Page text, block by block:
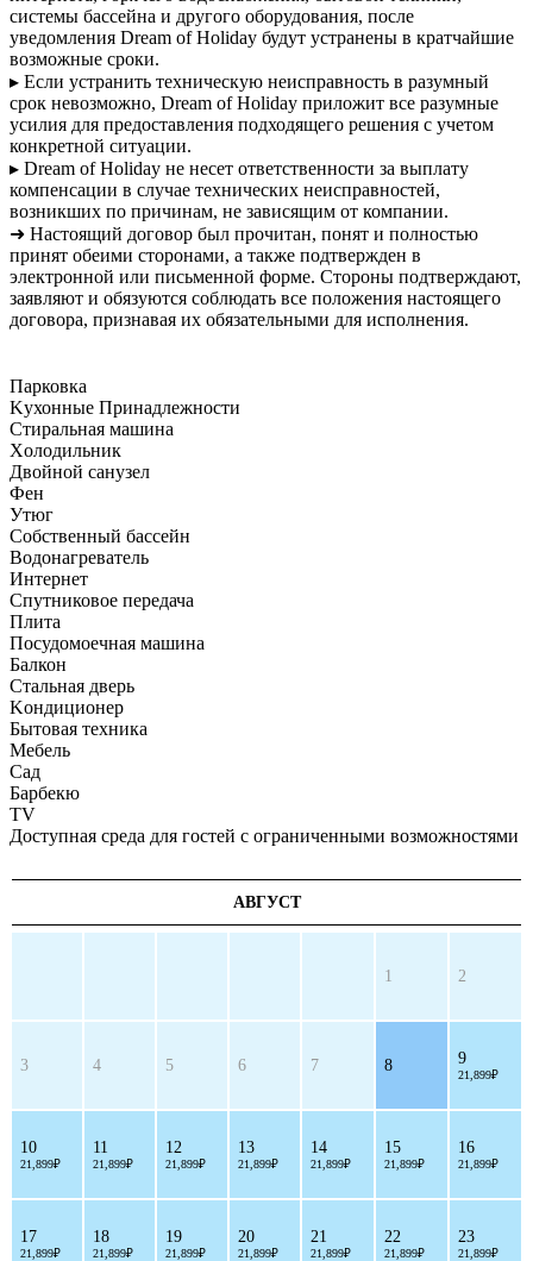
системы бассейна и другого оборудования, после
уведомления Dream of Holiday будут устранены в кратчайшие
возможные сроки.
▸ Если устранить техническую неисправность в разумный
срок невозможно, Dream of Holiday приложит все разумные
усилия для предоставления подходящего решения с учетом
конкретной ситуации.
▸ Dream of Holiday не несет ответственности за выплату
компенсации в случае технических неисправностей,
возникших по причинам, не зависящим от компании.
➜ Настоящий договор был прочитан, понят и полностью
принят обеими сторонами, а также подтвержден в
электронной или письменной форме. Стороны подтверждают,
заявляют и обязуются соблюдать все положения настоящего
договора, признавая их обязательными для исполнения.
Парковка
Kухонные Принадлежности
Cтиральная машина
Xолодильник
Двойной санузел
Фен
Утюг
Собственный бассейн
Bодонагреватель
Интернет
Cпутниковое передача
Плита
Посудомоечная машина
Балкон
Стальная дверь
Kондиционер
Бытовая техника
Mебель
Cад
Барбекю
ТV
Доступная среда для гостей с ограниченными возможностями
АВГУСТ
1 2
3 4 5 6 7 8 9
21,899₽
10
21,899₽
11
21,899₽
12
21,899₽
13
21,899₽
14
21,899₽
15
21,899₽
16
21,899₽
17
21,899₽
18
21,899₽
19
21,899₽
20
21,899₽
21
21,899₽
22
21,899₽
23
21,899₽